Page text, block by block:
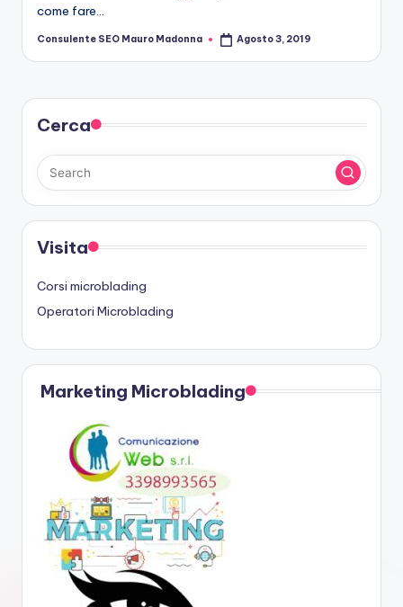
come fare…
Posted
Consulente SEO Mauro Madonna Agosto 3, 2019
Cerca
Visita
Corsi microblading
Operatori Microblading
Marketing Microblading